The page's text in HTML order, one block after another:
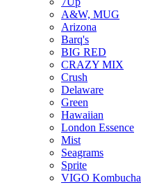
A&W, MUG
Arizona
Barq's
BIG RED
CRAZY MIX
Crush
Delaware
Green
Hawaiian
London Essence
Mist
Seagrams
Sprite
VIGO Kombucha